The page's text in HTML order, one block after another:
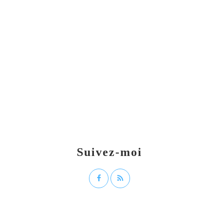
Suivez-moi